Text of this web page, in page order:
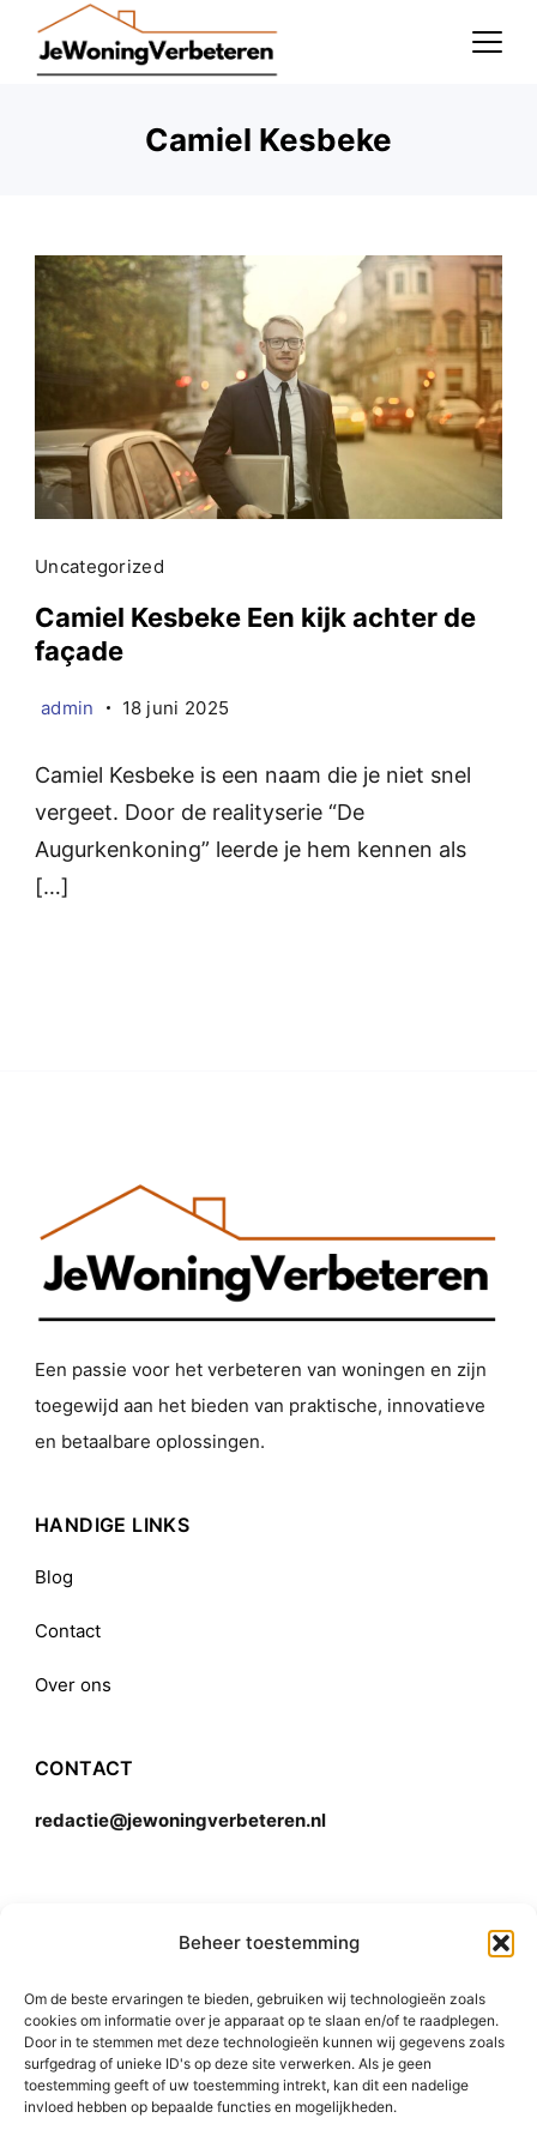
Beheer toestemming
Om de beste ervaringen te bieden, gebruiken wij technologieën zoals
cookies om informatie over je apparaat op te slaan en/of te raadplegen.
Door in te stemmen met deze technologieën kunnen wij gegevens zoals
surfgedrag of unieke ID's op deze site verwerken. Als je geen
toestemming geeft of uw toestemming intrekt, kan dit een nadelige
invloed hebben op bepaalde functies en mogelijkheden.
Camiel Kesbeke
Uncategorized
Camiel Kesbeke Een kijk achter de
façade
admin 18 juni 2025
Camiel Kesbeke is een naam die je niet snel
vergeet. Door de realityserie “De
Augurkenkoning” leerde je hem kennen als
[…]
Een passie voor het verbeteren van woningen en zijn
toegewijd aan het bieden van praktische, innovatieve
en betaalbare oplossingen.
HANDIGE LINKS
Blog
Contact
Over ons
CONTACT
redactie@jewoningverbeteren.nl
Disclaimer